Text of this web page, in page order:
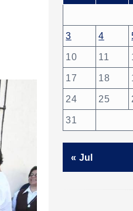
3 4
10 11
17 18
24 25
31
« Jul